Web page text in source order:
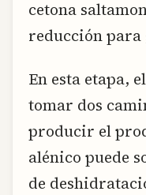
cetona
reducción
En esta etapa,
tomar dos
producir el
alénico puede
de